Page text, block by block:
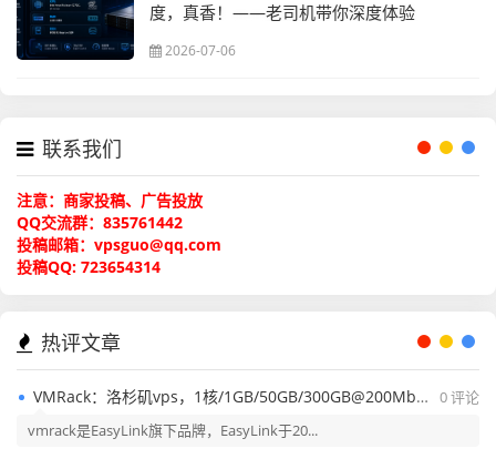
度，真香！——老司机带你深度体验
2026-07-06
联系我们
注意：商家投稿、广告投放
QQ交流群：835761442
投稿邮箱：vpsguo@qq.com
投稿QQ: 723654314
热评文章
0 评论
VMRack：洛杉矶vps，1核/1GB/50GB/300GB@200Mbps带宽，$3/月，AS9929+CMIN2+电信CN2 GIA线路等其它产品，含测评报告！
vmrack是EasyLink旗下品牌，EasyLink于20...